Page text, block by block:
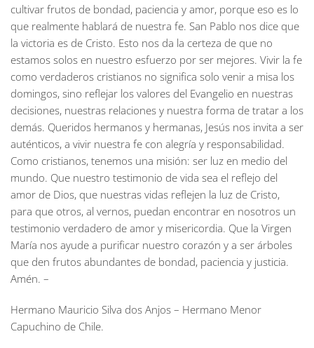
cultivar frutos de bondad, paciencia y amor, porque eso es lo
que realmente hablará de nuestra fe. San Pablo nos dice que
la victoria es de Cristo. Esto nos da la certeza de que no
estamos solos en nuestro esfuerzo por ser mejores. Vivir la fe
como verdaderos cristianos no significa solo venir a misa los
domingos, sino reflejar los valores del Evangelio en nuestras
decisiones, nuestras relaciones y nuestra forma de tratar a los
demás. Queridos hermanos y hermanas, Jesús nos invita a ser
auténticos, a vivir nuestra fe con alegría y responsabilidad.
Como cristianos, tenemos una misión: ser luz en medio del
mundo. Que nuestro testimonio de vida sea el reflejo del
amor de Dios, que nuestras vidas reflejen la luz de Cristo,
para que otros, al vernos, puedan encontrar en nosotros un
testimonio verdadero de amor y misericordia. Que la Virgen
María nos ayude a purificar nuestro corazón y a ser árboles
que den frutos abundantes de bondad, paciencia y justicia.
Amén. –
Hermano Mauricio Silva dos Anjos – Hermano Menor
Capuchino de Chile.